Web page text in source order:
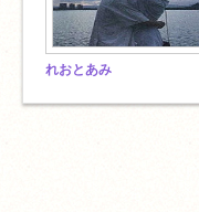
れおとあみ